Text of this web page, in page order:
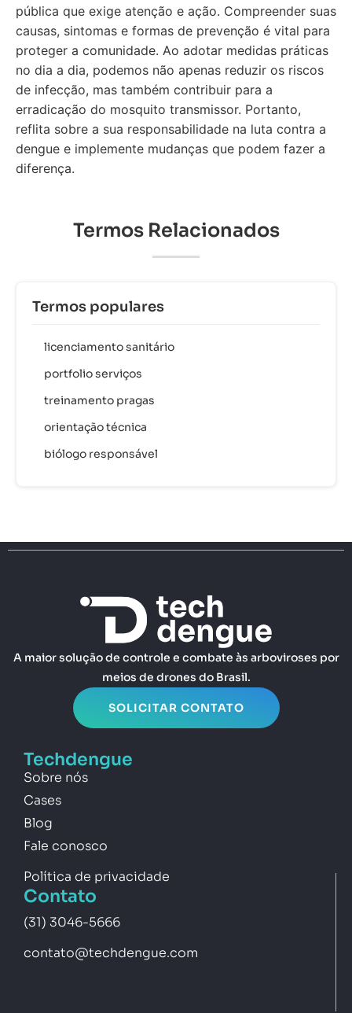
pública que exige atenção e ação. Compreender suas
causas, sintomas e formas de prevenção é vital para
proteger a comunidade. Ao adotar medidas práticas
no dia a dia, podemos não apenas reduzir os riscos
de infecção, mas também contribuir para a
erradicação do mosquito transmissor. Portanto,
reflita sobre a sua responsabilidade na luta contra a
dengue e implemente mudanças que podem fazer a
diferença.
Termos Relacionados
Termos populares
licenciamento sanitário
portfolio serviços
treinamento pragas
orientação técnica
biólogo responsável
A maior solução de controle e combate às arboviroses por
meios de drones do Brasil.
SOLICITAR CONTATO
Techdengue
Sobre nós
Cases
Blog
Fale conosco
Política de privacidade
Contato
(31) 3046-5666
contato@techdengue.com